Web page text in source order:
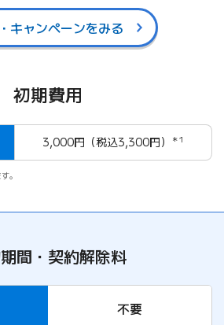
キャンペーンをみる
初期費用
3,000円（税込3,300円） ＊1
。
間・契約解除料
不要